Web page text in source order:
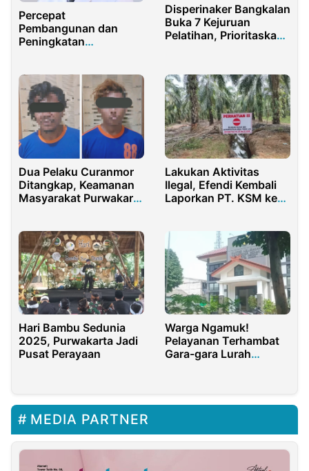
Percepat
Pembangunan dan
Peningkatan
Banyuwangi Buka
Peluang Bagi Investor
Disperinaker Bangkalan
Buka 7 Kejuruan
Pelatihan, Prioritaskan
Dua Pelaku Curanmor
Ditangkap, Keamanan
Masyarakat Purwakarta
Lakukan Aktivitas
Ilegal, Efendi Kembali
Laporkan PT. KSM ke
Hari Bambu Sedunia
2025, Purwakarta Jadi
Pusat Perayaan
Warga Ngamuk!
Pelayanan Terhambat
Gara-gara Lurah
MEDIA PARTNER